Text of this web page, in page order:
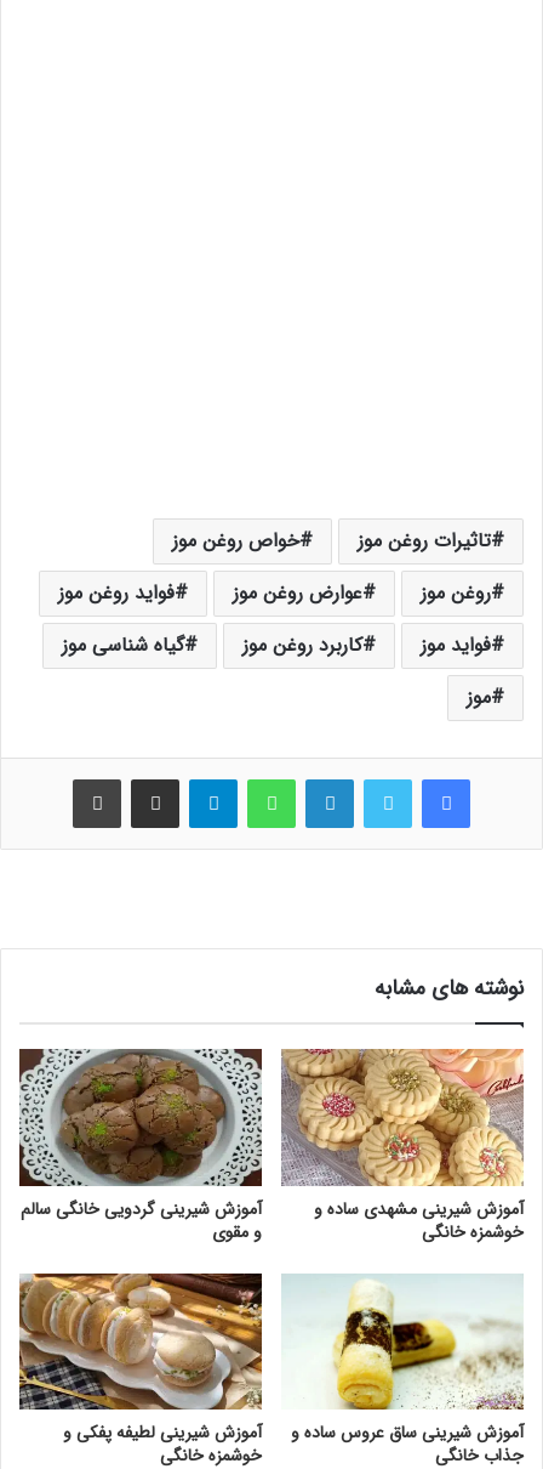
تاثیرات روغن موز
خواص روغن موز
روغن موز
عوارض روغن موز
فواید روغن موز
فواید موز
کاربرد روغن موز
گیاه شناسی موز
موز
فیس بوک لینکدین واتس آپ اشتراک گذاری از طریق ایمیل
نوشته های مشابه
آموزش شیرینی مشهدی ساده و
خوشمزه خانگی
آموزش شیرینی گردویی خانگی سالم
و مقوی
آموزش شیرینی ساق عروس ساده و
جذاب خانگی
آموزش شیرینی لطیفه پفکی و
خوشمزه خانگی